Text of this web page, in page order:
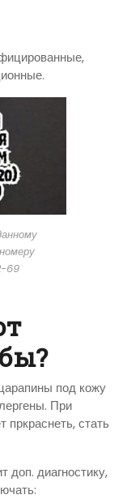
69
под кожу
При
пркраснеть, стать
доп. диагностику,